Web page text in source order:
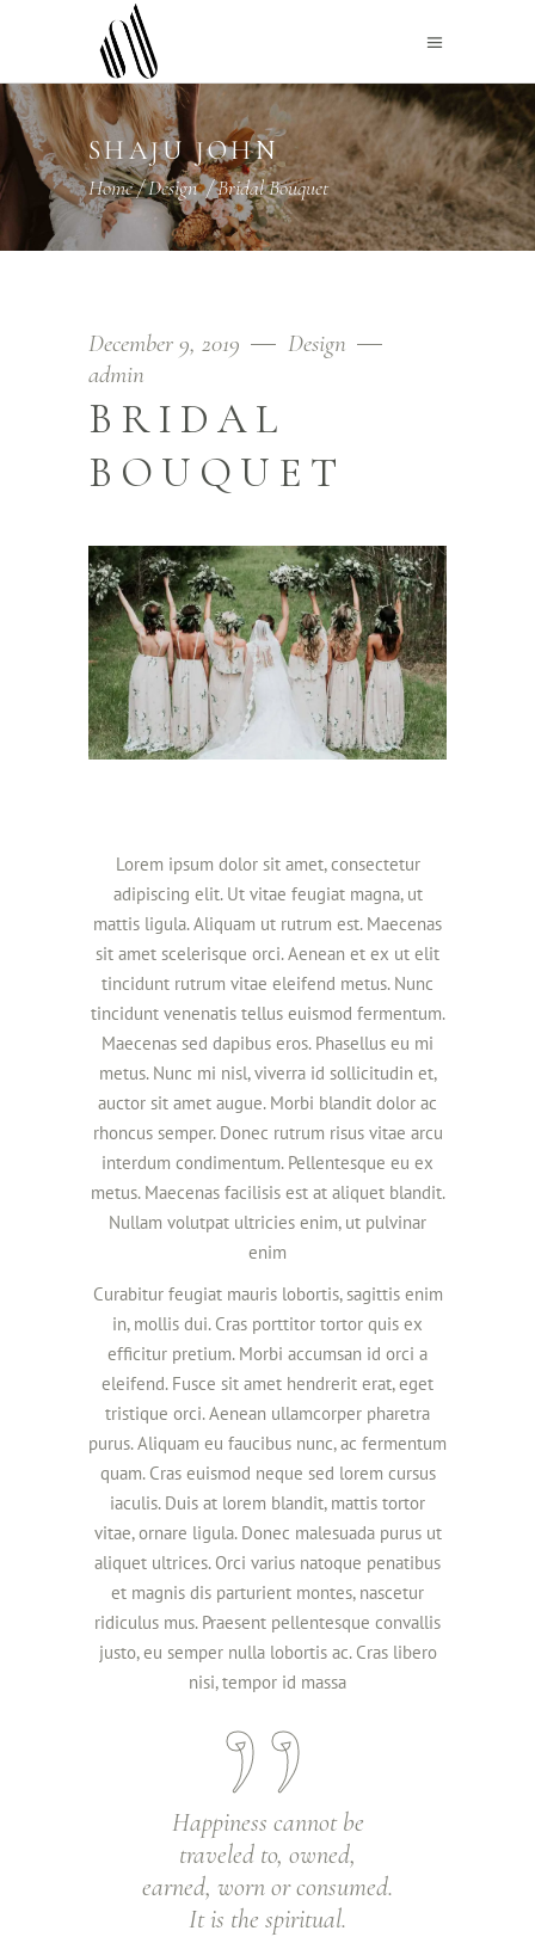
SHAJU JOHN
Home/Design/Bridal Bouquet
December 9, 2019
Design
admin
BRIDAL
BOUQUET
Lorem ipsum dolor sit amet, consectetur
adipiscing elit. Ut vitae feugiat magna, ut
mattis ligula. Aliquam ut rutrum est. Maecenas
sit amet scelerisque orci. Aenean et ex ut elit
tincidunt rutrum vitae eleifend metus. Nunc
tincidunt venenatis tellus euismod fermentum.
Maecenas sed dapibus eros. Phasellus eu mi
metus. Nunc mi nisl, viverra id sollicitudin et,
auctor sit amet augue. Morbi blandit dolor ac
rhoncus semper. Donec rutrum risus vitae arcu
interdum condimentum. Pellentesque eu ex
metus. Maecenas facilisis est at aliquet blandit.
Nullam volutpat ultricies enim, ut pulvinar
enim
Curabitur feugiat mauris lobortis, sagittis enim
in, mollis dui. Cras porttitor tortor quis ex
efficitur pretium. Morbi accumsan id orci a
eleifend. Fusce sit amet hendrerit erat, eget
tristique orci. Aenean ullamcorper pharetra
purus. Aliquam eu faucibus nunc, ac fermentum
quam. Cras euismod neque sed lorem cursus
iaculis. Duis at lorem blandit, mattis tortor
vitae, ornare ligula. Donec malesuada purus ut
aliquet ultrices. Orci varius natoque penatibus
et magnis dis parturient montes, nascetur
ridiculus mus. Praesent pellentesque convallis
justo, eu semper nulla lobortis ac. Cras libero
nisi, tempor id massa
Happiness cannot be
traveled to, owned,
earned, worn or consumed.
It is the spiritual.